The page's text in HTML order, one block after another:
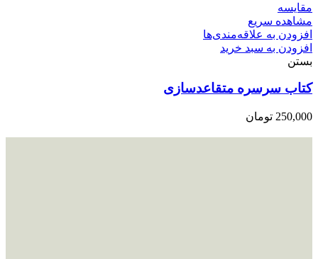
مقایسه
مشاهده سریع
افزودن به علاقه‌مندی‌ها
افزودن به سبد خرید
بستن
کتاب سرسره متقاعدسازی
250,000 تومان